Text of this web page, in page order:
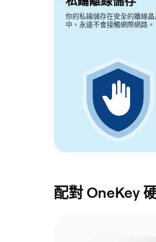
你的私鑰儲存在安全的離線晶
中，永遠不會接觸網際網路。
配對 OneKey